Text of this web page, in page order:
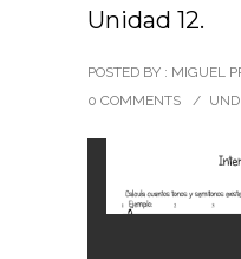
Unidad 12.
POSTED BY : MIGUEL
0 COMMENTS
/